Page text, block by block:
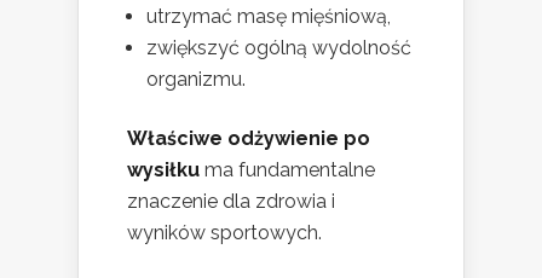
utrzymać masę mięśniową,
zwiększyć ogólną wydolność
organizmu.
Właściwe odżywienie po
wysiłku ma fundamentalne
znaczenie dla zdrowia i
wyników sportowych.